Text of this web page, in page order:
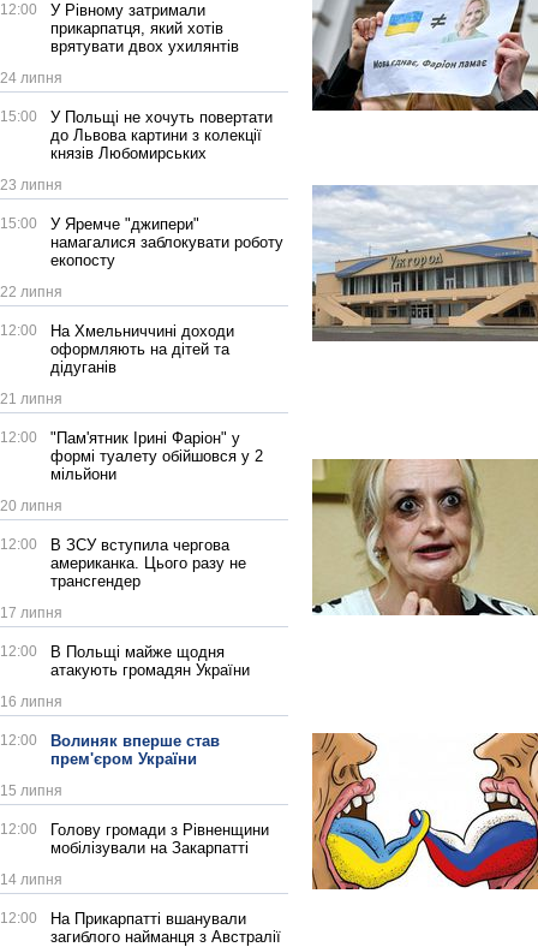
12:00
У Рівному затримали
прикарпатця, який хотів
врятувати двох ухилянтів
24 липня
15:00
У Польщі не хочуть повертати
до Львова картини з колекції
князів Любомирських
23 липня
15:00
У Яремче "джипери"
намагалися заблокувати роботу
екопосту
22 липня
12:00
На Хмельниччині доходи
оформляють на дітей та
дідуганів
21 липня
12:00
"Пам'ятник Ірині Фаріон" у
формі туалету обійшовся у 2
мільйони
20 липня
12:00
В ЗСУ вступила чергова
американка. Цього разу не
трансгендер
17 липня
12:00
В Польщі майже щодня
атакують громадян України
16 липня
12:00
Волиняк вперше став
прем'єром України
15 липня
12:00
Голову громади з Рівненщини
мобілізували на Закарпатті
14 липня
12:00
На Прикарпатті вшанували
загиблого найманця з Австралії